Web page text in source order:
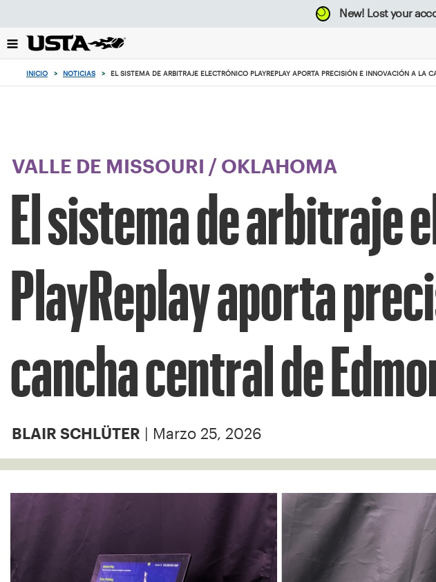
el
botón
New! Lost your
INICIO > NOTICIAS > EL SISTEMA DE ARBITRAJE ELECTRÓNICO PLAYREPLAY APORTA PRECISIÓN E INNOVACIÓN A LA
VALLE DE MISSOURI / OKLAHOMA
El sistema de arbitraje
PlayReplay aporta
cancha central de
BLAIR SCHLÜTER | Marzo 25, 2026